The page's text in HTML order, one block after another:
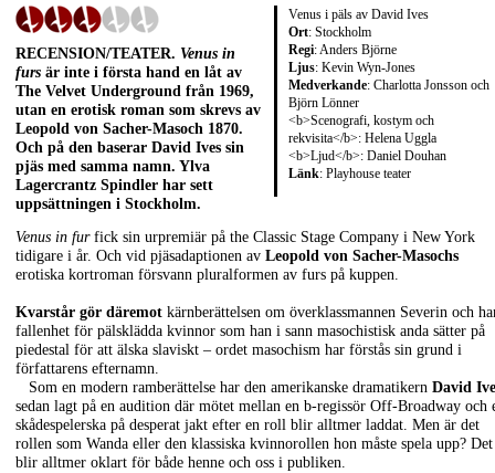
Venus i päls av David Ives
Ort: Stockholm
Regi: Anders Björne
Ljus: Kevin Wyn-Jones
Medverkande: Charlotta Jonsson och
Björn Lönner
<b>Scenografi, kostym och
rekvisita</b>: Helena Uggla
<b>Ljud</b>: Daniel Douhan
Länk: Playhouse teater
RECENSION/TEATER. Venus in
furs är inte i första hand en låt av
The Velvet Underground från 1969,
utan en erotisk roman som skrevs av
Leopold von Sacher-Masoch 1870.
Och på den baserar David Ives sin
pjäs med samma namn. Ylva
Lagercrantz Spindler har sett
uppsättningen i Stockholm.
Venus in furfick sin urpremiär på the Classic Stage Company i New York
tidigare i år. Och vid pjäsadaptionen av Leopold von Sacher-Masochs
erotiska kortroman försvann pluralformen av furs på kuppen.
Kvarstår gör däremot kärnberättelsen om överklassmannen Severin och
fallenhet för pälsklädda kvinnor som han i sann masochistisk anda sätter på
piedestal för att älska slaviskt – ordet masochism har förstås sin grund i
författarens efternamn.
Som en modern ramberättelse har den amerikanske dramatikern David
sedan lagt på en audition där mötet mellan en b-regissör Off-Broadway och
skådespelerska på desperat jakt efter en roll blir alltmer laddat. Men är det
rollen som Wanda eller den klassiska kvinnorollen hon måste spela upp? Det
blir alltmer oklart för både henne och oss i publiken.